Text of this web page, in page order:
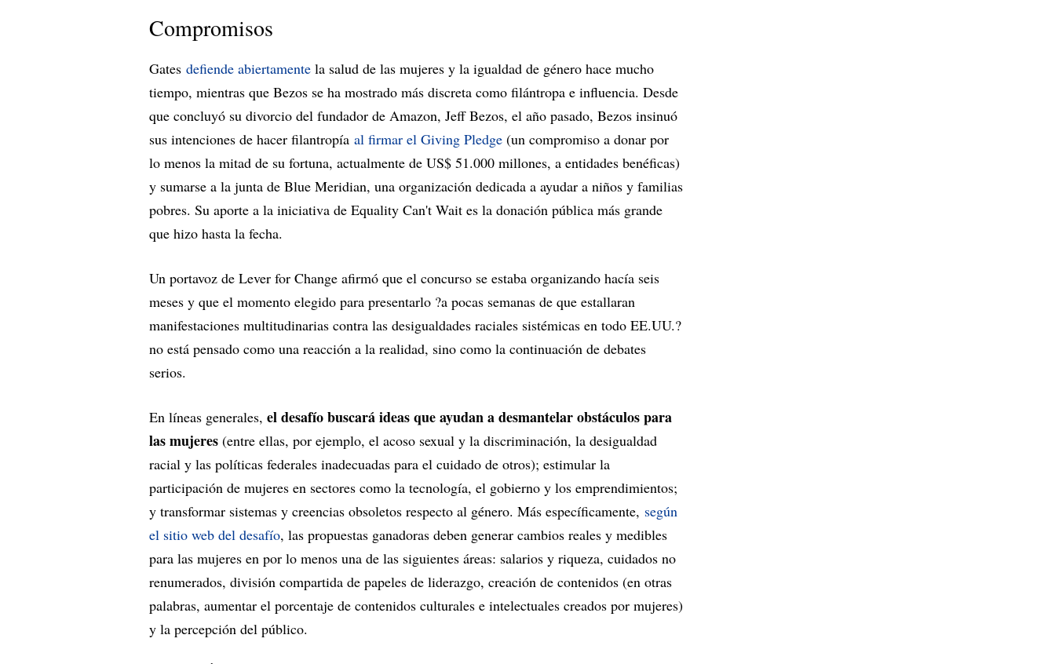
Compromisos
Gates defiende abiertamente la salud de las mujeres y la igualdad de género hace mucho
tiempo, mientras que Bezos se ha mostrado más discreta como filántropa e influencia. Desde
que concluyó su divorcio del fundador de Amazon, Jeff Bezos, el año pasado, Bezos insinuó
sus intenciones de hacer filantropía al firmar el Giving Pledge (un compromiso a donar por
lo menos la mitad de su fortuna, actualmente de US$ 51.000 millones, a entidades benéficas)
y sumarse a la junta de Blue Meridian, una organización dedicada a ayudar a niños y familias
pobres. Su aporte a la iniciativa de Equality Can't Wait es la donación pública más grande
que hizo hasta la fecha.
Un portavoz de Lever for Change afirmó que el concurso se estaba organizando hacía seis
meses y que el momento elegido para presentarlo ?a pocas semanas de que estallaran
manifestaciones multitudinarias contra las desigualdades raciales sistémicas en todo EE.UU.?
no está pensado como una reacción a la realidad, sino como la continuación de debates
serios.
En líneas generales, el desafío buscará ideas que ayudan a desmantelar obstáculos para
las mujeres (entre ellas, por ejemplo, el acoso sexual y la discriminación, la desigualdad
racial y las políticas federales inadecuadas para el cuidado de otros); estimular la
participación de mujeres en sectores como la tecnología, el gobierno y los emprendimientos;
y transformar sistemas y creencias obsoletos respecto al género. Más específicamente, según
el sitio web del desafío, las propuestas ganadoras deben generar cambios reales y medibles
para las mujeres en por lo menos una de las siguientes áreas: salarios y riqueza, cuidados no
renumerados, división compartida de papeles de liderazgo, creación de contenidos (en otras
palabras, aumentar el porcentaje de contenidos culturales e intelectuales creados por mujeres)
y la percepción del público.